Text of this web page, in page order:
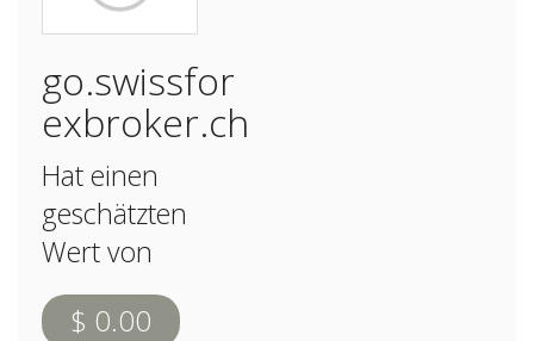
go.swissfor
exbroker.ch
Hat einen
geschätzten
Wert von
$ 0.00